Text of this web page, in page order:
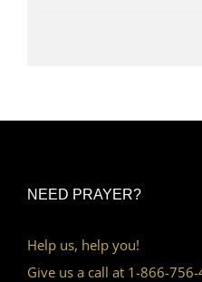
NEED PRAYER?
Help us, help you!
Give us a call at 1-866-